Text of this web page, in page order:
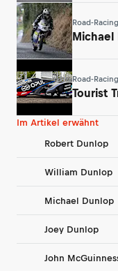
Road-Racing
Road-Racing
Tourist
Im Artikel erwähnt
Robert Dunlop
William Dunlop
Michael Dunlop
Joey Dunlop
John